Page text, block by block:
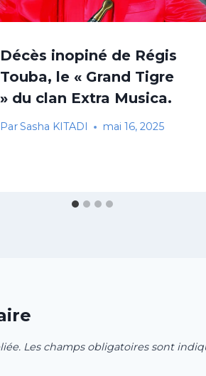
Décès inopiné de Régis
Touba, le « Grand Tigre
» du clan Extra Musica.
ParSasha KITADI mai 16, 2025
Les champs obligatoires sont